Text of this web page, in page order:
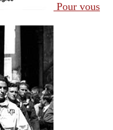
Pour vous